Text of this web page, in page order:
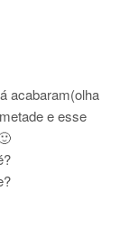
acabaram(olha
e esse